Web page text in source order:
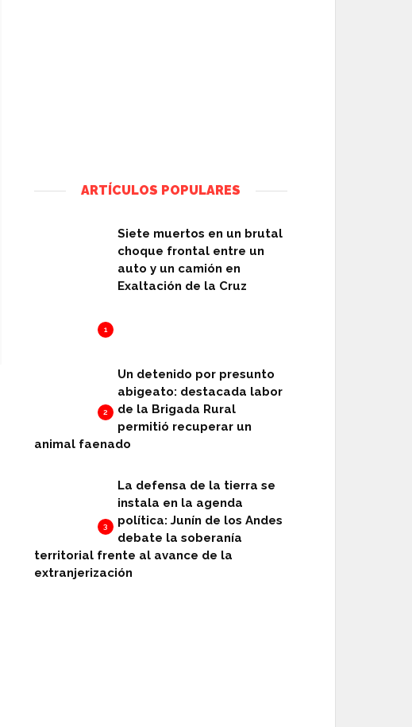
ARTÍCULOS POPULARES
1
Siete muertos en un brutal
choque frontal entre un
auto y un camión en
Exaltación de la Cruz
2
Un detenido por presunto
abigeato: destacada labor
de la Brigada Rural
permitió recuperar un
animal faenado
3
La defensa de la tierra se
instala en la agenda
política: Junín de los Andes
debate la soberanía
territorial frente al avance de la
extranjerización